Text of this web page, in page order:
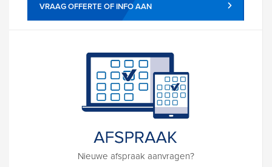
VRAAG OFFERTE OF INFO AAN
Nieuwe afspraak aanvragen?